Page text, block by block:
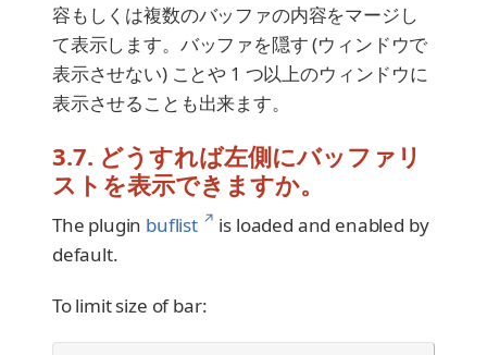
容もしくは複数のバッファの内容をマージし
て表示します。バッファを隠す (ウィンドウで
表示させない) ことや 1 つ以上のウィンドウに
表示させることも出来ます。
3.7. どうすれば左側にバッファリ
ストを表示できますか。
The plugin buflist ↗ is loaded and enabled by
default.
To limit size of bar: